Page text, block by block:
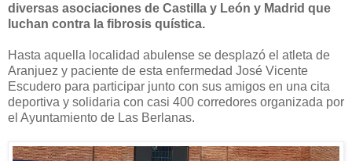
diversas asociaciones de Castilla y León y Madrid que
luchan contra la fibrosis quística.
Hasta aquella localidad abulense se desplazó el atleta de
Aranjuez y paciente de esta enfermedad José Vicente
Escudero para participar junto con sus amigos en una cita
deportiva y solidaria con casi 400 corredores organizada por
el Ayuntamiento de Las Berlanas.